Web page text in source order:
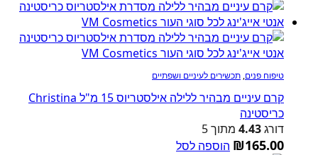
טיפוח פנים, תכשירים לעיניים ושפתיים
קרם עיניים מבהיר ללילה אילסטריוס 15 מ"ל Christina
כריסטינה
דורג4.43 מתוך 5
₪165.00 הוספה לסל